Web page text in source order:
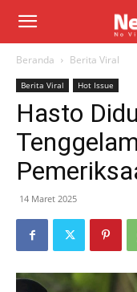
Beranda Berita Viral
Berita Viral Hot Issue
Hasto
14 Maret 2025